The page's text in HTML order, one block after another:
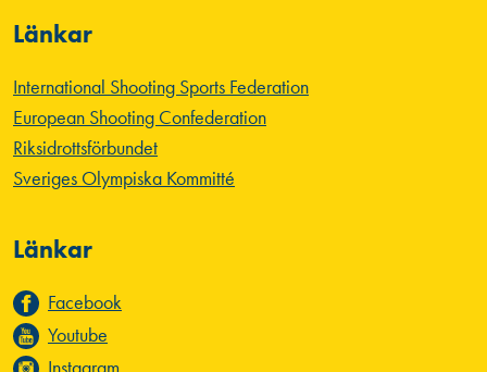
Länkar
International Shooting Sports Federation
European Shooting Confederation
Riksidrottsförbundet
Sveriges Olympiska Kommitté
Länkar
Facebook
Youtube